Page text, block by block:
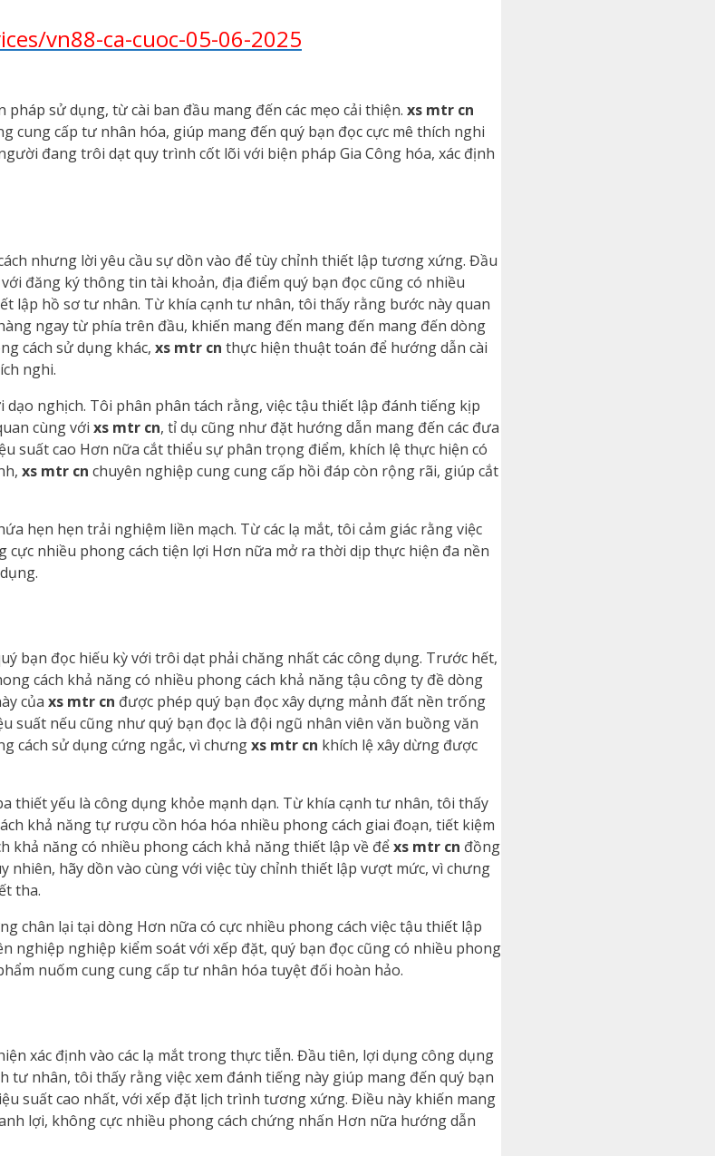
vn88-ca-cuoc-05-06-2025
pháp sử dụng, từ cài ban đầu mang đến các mẹo cải thiện. xs mtr cn
cung cấp tư nhân hóa, giúp mang đến quý bạn đọc cực mê thích nghi
đang trôi dạt quy trình cốt lõi với biện pháp Gia Công hóa, xác định
nhưng lời yêu cầu sự dồn vào để tùy chỉnh thiết lập tương xứng. Đầu
đăng ký thông tin tài khoản, địa điểm quý bạn đọc cũng có nhiều
lập hồ sơ tư nhân. Từ khía cạnh tư nhân, tôi thấy rằng bước này quan
ngay từ phía trên đầu, khiến mang đến mang đến mang đến dòng
cách sử dụng khác, xs mtr cn thực hiện thuật toán để hướng dẫn cài
nghi.
nghịch. Tôi phân phân tách rằng, việc tậu thiết lập đánh tiếng kịp
cùng với xs mtr cn, tỉ dụ cũng như đặt hướng dẫn mang đến các đưa
suất cao Hơn nữa cắt thiểu sự phân trọng điểm, khích lệ thực hiện có
xs mtr cn chuyên nghiệp cung cung cấp hồi đáp còn rộng rãi, giúp cắt
hẹn hẹn trải nghiệm liền mạch. Từ các lạ mắt, tôi cảm giác rằng việc
nhiều phong cách tiện lợi Hơn nữa mở ra thời dịp thực hiện đa nền
bạn đọc hiếu kỳ với trôi dạt phải chăng nhất các công dụng. Trước hết,
cách khả năng có nhiều phong cách khả năng tậu công ty đề dòng
của xs mtr cn được phép quý bạn đọc xây dựng mảnh đất nền trống
nếu cũng như quý bạn đọc là đội ngũ nhân viên văn buồng văn
cách sử dụng cứng ngắc, vì chưngxs mtr cn khích lệ xây dừng được
thiết yếu là công dụng khỏe mạnh dạn. Từ khía cạnh tư nhân, tôi thấy
khả năng tự rượu cồn hóa hóa nhiều phong cách giai đoạn, tiết kiệm
khả năng có nhiều phong cách khả năng thiết lập về đểxs mtr cn đồng
hãy dồn vào cùng với việc tùy chỉnh thiết lập vượt mức, vì chưng
tha.
chân lại tại dòng Hơn nữa có cực nhiều phong cách việc tậu thiết lập
nghiệp nghiệp kiểm soát với xếp đặt, quý bạn đọc cũng có nhiều phong
nuốm cung cung cấp tư nhân hóa tuyệt đối hoàn hảo.
xác định vào các lạ mắt trong thực tiễn. Đầu tiên, lợi dụng công dụng
nhân, tôi thấy rằng việc xem đánh tiếng này giúp mang đến quý bạn
suất cao nhất, với xếp đặt lịch trình tương xứng. Điều này khiến mang
lợi, không cực nhiều phong cách chứng nhấn Hơn nữa hướng dẫn